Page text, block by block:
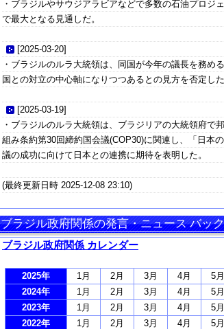
・ブラジルやサウジアラビアなどで多数の石油プロジ
で最大となる見通しだ。
[2025-03-20]
・ブラジルのルラ大統領は、同国が今年の議長を務め
国との対立の中心軸になりつつあるとの見方を否定し
[2025-03-19]
・ブラジルのルラ大統領は、ブラジリアの大統領府で
組み条約第30回締約国会議(COP30)に関連し、「日本
議の成功に向けて日本との連携に期待を表明した。
(最終更新日時 2025-12-08 23:10)
ブラジル政府関係の発言・ニュース バッ
ブラジル政府関係 カレンダー
2025年 1月 2月 3月 4月 5月
2024年
1月 2月 3月 4月 5月
2023年
1月 2月 3月 4月 5月
2022年
1月 2月 3月 4月 5月